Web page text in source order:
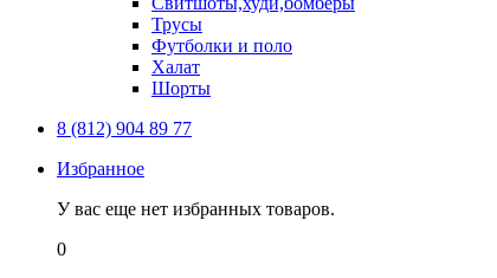
Трусы
Футболки и поло
Халат
Шорты
8 (812) 904 89 77
Избранное
У вас еще нет избранных товаров.
0